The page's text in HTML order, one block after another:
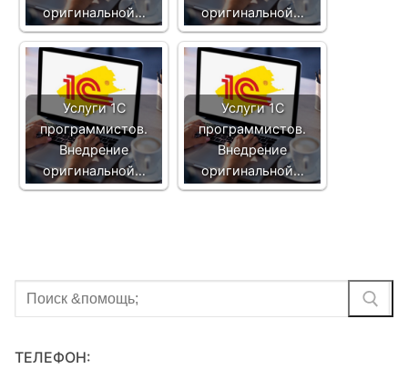
оригинальной…
оригинальной…
Услуги 1С
программистов.
Внедрение
оригинальной…
Услуги 1С
программистов.
Внедрение
оригинальной…
Найти:
ТЕЛЕФОН: